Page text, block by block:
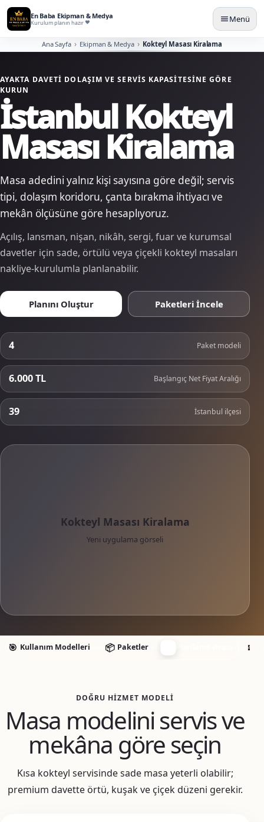
En Baba Ekipman & Medya
Kurulum planın hazır Menü
Ana Sayfa Ekipman & Medya Kokteyl Masası Kiralama
AYAKTA DAVETI DOLAŞIM VE SERVIS KAPASITESINE GÖRE
KURUN
İstanbul Kokteyl
Masası Kiralama
Masa adedini yalnız kişi sayısına göre değil; servis
tipi, dolaşım koridoru, çanta bırakma ihtiyacı ve
mekân ölçüsüne göre hesaplıyoruz.
Açılış, lansman, nişan, nikâh, sergi, fuar ve kurumsal
davetler için sade, örtülü veya çiçekli kokteyl masaları
nakliye-kurulumla planlanabilir.
Planını Oluştur Paketleri İncele
4 Paket modeli
6.000 TL Başlangıç Net Fiyat Aralığı
39 İstanbul ilçesi
Kokteyl Masası Kiralama
Yeni uygulama görseli
🎯 Kullanım Modelleri 📦 Paketler 🧩
DOĞRU HIZMET MODELI
Masa modelini servis ve
mekâna göre seçin
Kısa kokteyl servisinde sade masa yeterli olabilir;
premium davette örtü, kuşak ve çiçek düzeni gerekir.